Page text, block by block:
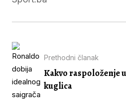
Prethodni članak
Kakvo raspoloženje
kuglica